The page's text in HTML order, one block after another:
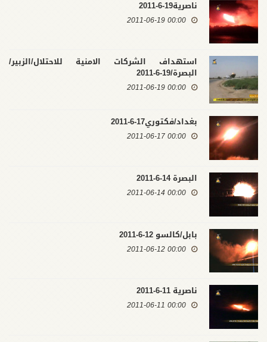
ناصرية19-6-2011
00:00 2011-06-19
استهداف الشركات الامنية للاحتلال/الزبير/
البصرة/19-6-2011
00:00 2011-06-19
بغداد/فكتوري17-6-2011
00:00 2011-06-17
البصرة 14-6-2011
00:00 2011-06-14
بابل/كالسو 12-6-2011
00:00 2011-06-12
ناصرية 11-6-2011
00:00 2011-06-11